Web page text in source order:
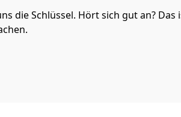
die Schlüssel. Hört sich gut an? Das